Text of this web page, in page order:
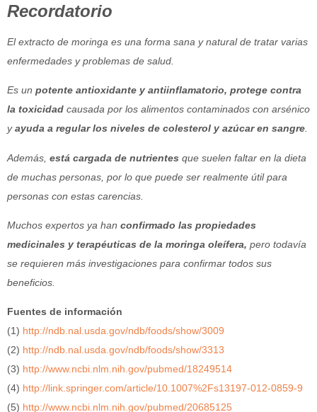
Recordatorio
El extracto de moringa es una forma sana y natural de tratar varias
enfermedades y problemas de salud.
Es un potente antioxidante y antiinflamatorio, protege contra
la toxicidad causada por los alimentos contaminados con arsénico
yayuda a regular los niveles de colesterol y azúcar en sangre
Además, está cargada de nutrientes que suelen faltar en la dieta
de muchas personas, por lo que puede ser realmente útil para
personas con estas carencias.
Muchos expertos ya han confirmado las propiedades
medicinales y terapéuticas de la moringa oleífera, pero todavía
se requieren más investigaciones para confirmar todos sus
beneficios.
Fuentes de información
(1) http://ndb.nal.usda.gov/ndb/foods/show/3009
(2) http://ndb.nal.usda.gov/ndb/foods/show/3313
(3) http://www.ncbi.nlm.nih.gov/pubmed/18249514
(4) http://link.springer.com/article/10.1007%2Fs13197-012-0859-9
(5) http://www.ncbi.nlm.nih.gov/pubmed/20685125